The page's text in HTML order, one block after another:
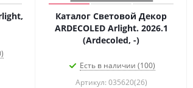
Каталог Световой Декор
ARDECOLED Arlight. 2026.1
(Ardecoled, -)
Есть в наличии (100)
Артикул: 035620(26)